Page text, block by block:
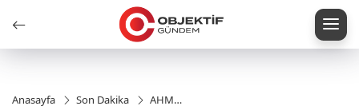
Anasayfa Son Dakika
AHMET